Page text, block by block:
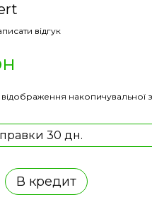
відгук
відображення накопичувальної
30 дн.
В кредит